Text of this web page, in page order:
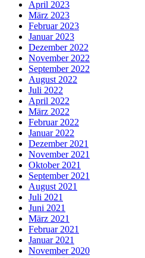
April 2023
März 2023
Februar 2023
Januar 2023
Dezember 2022
November 2022
September 2022
August 2022
Juli 2022
April 2022
März 2022
Februar 2022
Januar 2022
Dezember 2021
November 2021
Oktober 2021
September 2021
August 2021
Juli 2021
Juni 2021
März 2021
Februar 2021
Januar 2021
November 2020